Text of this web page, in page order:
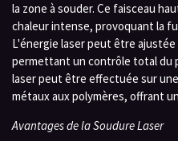
la zone à souder. Ce faisceau
chaleur intense, provoquant la
L'énergie laser peut être
permettant un contrôle total du
laser peut être effectuée sur
métaux aux polymères, offrant
Avantages de la Soudure Laser